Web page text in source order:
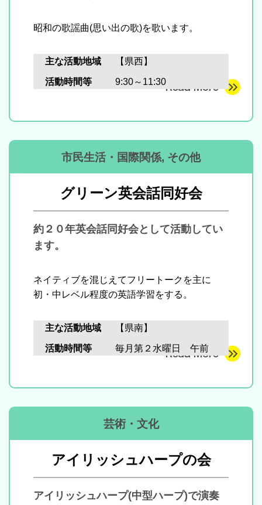
昭和の歌謡曲(思い出の歌)を歌います。
主な活動地域 【県西】
活動時間等 9:30～11:30
市民生活・国際関係, その他
グリーン英会話同好会
約２０年英会話同好会として活動してい
ます。
ネイティブを混じえてフリートークを主に
初・中レベル程度の英語学習をする。
主な活動地域 【県南】
活動時間等 毎月第２水曜日 午前
芸術・文化
アイリッシュハープの会
アイリッシュハープ(中型ハープ)で演奏